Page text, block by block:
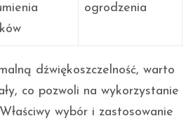
ogrodzenia
dźwiękoszczelność, warto
co pozwoli na wykorzystanie
wybór i zastosowanie